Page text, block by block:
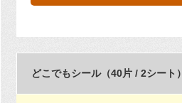
どこでもシール（40片 / 2シート）